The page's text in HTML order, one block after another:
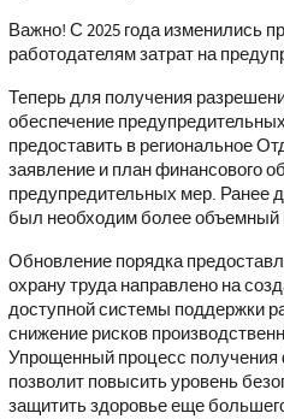
Важно! С 2025 года изменились
работодателям затрат на
Теперь для получения
обеспечение
предоставить в региональное
заявление и план финансового
предупредительных мер. Ранее
был необходим более объемный
Обновление порядка
охрану труда направлено на
доступной системы поддержки
снижение рисков
Упрощенный процесс
позволит повысить уровень
защитить здоровье еще